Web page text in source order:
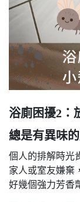
浴廁困擾2：
總是有異味
個人的排解時光
家人或室友嫌棄
好幾個強力芳香